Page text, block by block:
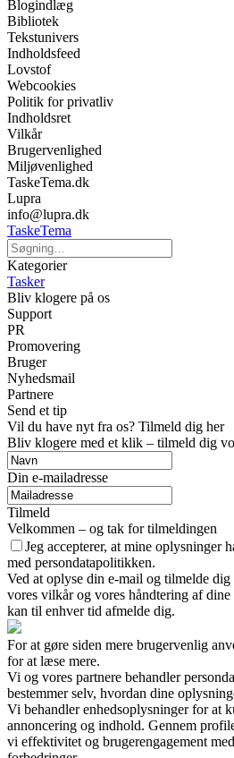
Blogindlæg
Bibliotek
Tekstunivers
Indholdsfeed
Lovstof
Webcookies
Politik for privatliv
Indholdsret
Vilkår
Brugervenlighed
Miljøvenlighed
TaskeTema.dk
Lupra
info@lupra.dk
TaskeTema
Kategorier
Tasker
Bliv klogere på os
Support
PR
Promovering
Bruger
Nyhedsmail
Partnere
Send et tip
Vil du have nyt fra os? Tilmeld dig her
Bliv klogere med et klik – tilmeld dig
Din e-mailadresse
Tilmeld
Velkommen – og tak for tilmeldingen
Jeg accepterer, at mine oplysninger
med persondatapolitikken.
Ved at oplyse din e-mail og tilmelde
vores vilkår og vores håndtering af
kan til enhver tid afmelde dig.
For at gøre siden mere brugervenlig
for at læse mere.
Vi og vores partnere behandler
bestemmer selv, hvordan dine
Vi behandler enhedsoplysninger for at
annoncering og indhold. Gennem
vi effektivitet og brugerengagement